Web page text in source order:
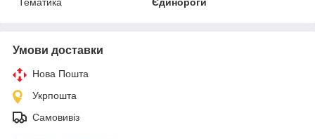
Умови доставки
Нова Пошта
Укрпошта
Самовивіз